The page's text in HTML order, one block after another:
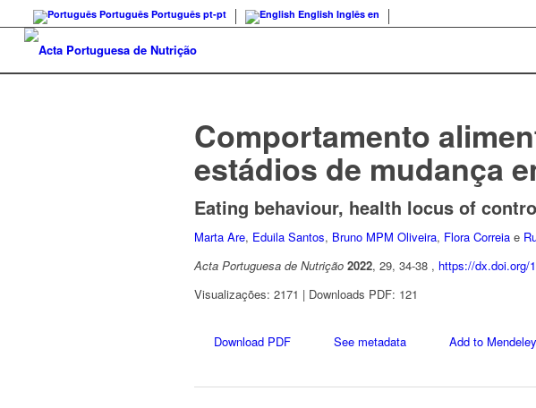
Português Português pt-pt English Inglês en
Comportamento
estádios de mudança
Eating behaviour, health locus of
Marta Are, Eduila Santos, Bruno MPM Oliveira, Flora Correia e
Acta Portuguesa de Nutrição 2022, 29, 34-38 , https://dx.doi.org/
Visualizações: 2171 | Downloads PDF: 121
Download PDF See metadata Add to Mendeley